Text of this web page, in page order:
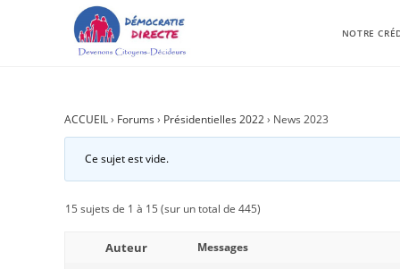
NOTRE
ACCUEIL› Forums › Présidentielles 2022› News 2023
Ce sujet est vide.
15 sujets de 1 à 15 (sur un total de 445)
Auteur
Messages